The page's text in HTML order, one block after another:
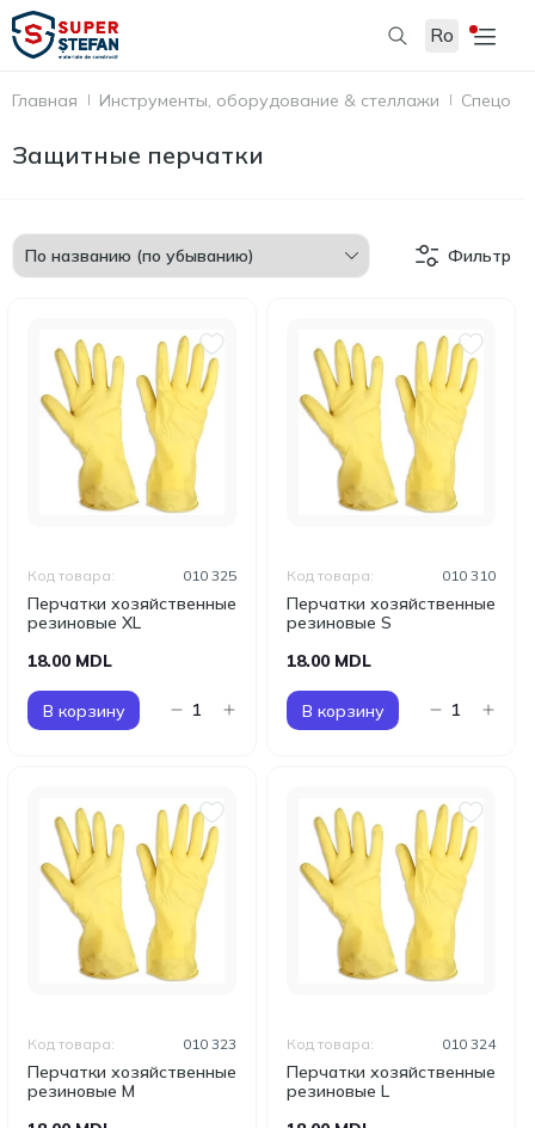
Ro
Главная Инструменты, оборудование & стеллажи
Защитные перчатки
Фильтр
Перчатки хозяйственные
резиновые XL
Код товара: 010 325
18.00 MDL
В корзину
Перчатки хозяйственные
резиновые S
Код товара: 010 310
18.00 MDL
В корзину
Перчатки хозяйственные
резиновые M
Код товара: 010 323
Перчатки хозяйственные
резиновые L
Код товара: 010 324